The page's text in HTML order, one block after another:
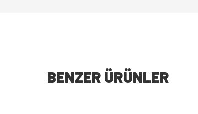
BENZER ÜRÜNLER